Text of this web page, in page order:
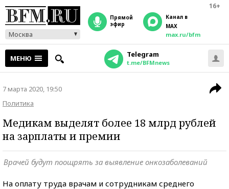
16+
Москва
прямой
эфир
Канал в
MAX
max.ru/bfm
МЕНЮ Telegram
t.me/BFMnews
7 марта 2020, 19:50
Политика
Медикам выделят более 18 млрд рублей
на зарплаты и премии
Врачей будут поощрять за выявление онкозаболеваний
На оплату труда врачам и сотрудникам среднего